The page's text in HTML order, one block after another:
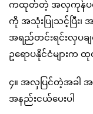
ကထုတ်တဲ့ အလှကုန်ပစ္စည်
ကို အသုံးပြုသင့်ပြီး၊ အ
အရည်တင်းရင်းလှပခ
ဥရောပနိုင်ငံများက
၄။ အလှပြင်တဲ့အခါ အ
အနည်းငယ်ပေးပါ